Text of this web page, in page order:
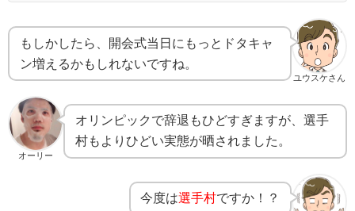
ユウスケさん
もしかしたら、開会式当日にもっとドタキャ
ン増えるかもしれないですね。
オーリー
オリンピックで辞退もひどすぎますが、選手
村もよりひどい実態が晒されました。
今度は選手村ですか！？